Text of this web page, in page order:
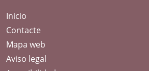
Inicio
Contacte
Mapa web
Aviso legal